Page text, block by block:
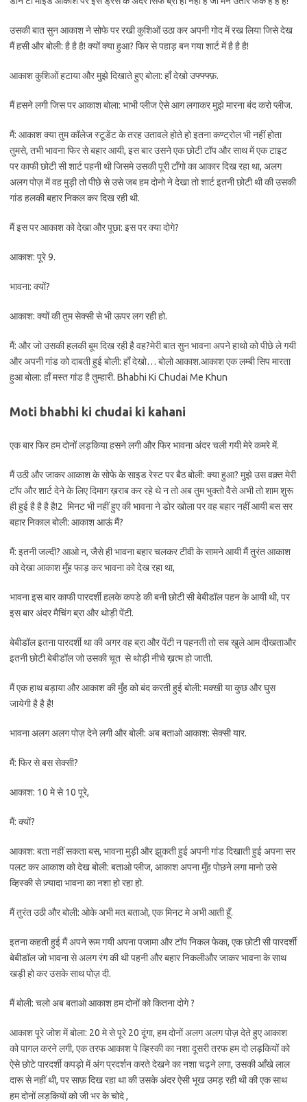
उसकी बात सुन आकाश ने सोफे पर रखी कुशिओं उठा कर अपनी गोद में रख लिया जिसे देख
मैं हसी और बोली: है है है! क्यों क्या हुआ? फिर से पहाड़ बन गया शार्ट में है है है!
आकाश कुशिओं हटाया और मुझे दिखाते हुए बोला: हाँ देखो उफ्फ्फ्फ़.
मैं हसने लगी जिस पर आकाश बोला: भाभी प्लीज ऐसे आग लगाकर मुझे मारना बंद करो प्लीज.
मैं: आकाश क्या तुम कॉलेज स्टूडेंट के तरह उतावले होते हो इतना कण्ट्रोल भी नहीं होता
तुमसे, तभी भावना फिर से बहार आयी, इस बार उसने एक छोटी टॉप और साथ में एक टाइट
पर काफी छोटी सी शार्ट पहनी थी जिसमे उसकी पूरी टाँगो का आकार दिख रहा था, अलग
अलग पोज़ में वह मुड़ी तो पीछे से उसे जब हम दोनो ने देखा तो शार्ट इतनी छोटी थी की उसकी
गांड हलकी बहार निकल कर दिख रही थी.
मैं इस पर आकाश को देखा और पूछा: इस पर क्या दोगे?
आकाश: पूरे 9.
भावना: क्यों?
आकाश: क्यों की तुम सेक्सी से भी ऊपर लग रही हो.
मैं: और जो उसकी हलकी बूम दिख रही है वह?मेरी बात सुन भावना अपने हाथो को पीछे ले गयी
और अपनी गांड को दाबती हुई बोली: हाँ देखो… बोलो आकाश.आकाश एक लम्बी सिप मारता
हुआ बोला: हाँ मस्त गांड है तुम्हारी. Bhabhi Ki Chudai Me Khun
Moti bhabhi ki chudai ki kahani
एक बार फिर हम दोनों लड़किया हसने लगी और फिर भावना अंदर चली गयी मेरे कमरे में.
मैं उठी और जाकर आकाश के सोफे के साइड रेस्ट पर बैठ बोली: क्या हुआ? मुझे उस वक़्त मेरी
टॉप और शार्ट देने के लिए दिमाग ख़राब कर रहे थे न तो अब तुम भुक्तो वैसे अभी तो शाम शुरू
ही हुई है है है है!2 मिनट भी नहीं हुए की भावना ने डोर खोला पर वह बहार नहीं आयी बस सर
बहार निकाल बोली: आकाश आऊं मैं?
मैं: इतनी जल्दी? आओ न, जैसे ही भावना बहार चलकर टीवी के सामने आयी मैं तुरंत आकाश
को देखा आकाश मुँह फाड़ कर भावना को देख रहा था,
भावना इस बार काफी पारदर्शी हलके कपडे की बनी छोटी सी बेबीडॉल पहन के आयी थी, पर
इस बार अंदर मैचिंग ब्रा और थोड़ी पेंटी.
बेबीडॉल इतना पारदर्शी था की अगर वह ब्रा और पेंटी न पहनती तो सब खुले आम दीखताऔर
इतनी छोटी बेबीडॉल जो उसकी चूत से थोड़ी नीचे ख़त्म हो जाती.
मैं एक हाथ बड़ाया और आकाश की मुँह को बंद करती हुई बोली: मक्खी या कुछ और घुस
जायेगी है है है!
भावना अलग अलग पोज़ देने लगी और बोली: अब बताओ आकाश: सेक्सी यार.
मैं: फिर से बस सेक्सी?
आकाश: 10 मे से 10 पूरे,
मैं: क्यों?
आकाश: बता नहीं सकता बस, भावना मुड़ी और झुकती हुई अपनी गांड दिखाती हुई अपना सर
पलट कर आकाश को देख बोली: बताओ प्लीज, आकाश अपना मुँह पोछने लगा मानो उसे
व्हिस्की से ज़्यादा भावना का नशा हो रहा हो.
मैं तुरंत उठी और बोली: ओके अभी मत बताओ, एक मिनट मे अभी आती हूँ.
इतना कहती हुई मैं अपने रूम गयी अपना पजामा और टॉप निकल फेका, एक छोटी सी पारदर्शी
बेबीडॉल जो भावना से अलग रंग की थी पहनी और बहार निकलीऔर जाकर भावना के साथ
खड़ी हो कर उसके साथ पोज़ दी.
मैं बोली: चलो अब बताओ आकाश हम दोनों को कितना दोगे ?
आकाश पूरे जोश में बोला: 20 मे से पूरे 20 दूंगा, हम दोनों अलग अलग पोज़ देते हुए आकाश
को पागल करने लगी, एक तरफ आकाश पे व्हिस्की का नशा दूसरी तरफ हम दो लड़कियों को
ऐसे छोटे पारदर्शी कपड़ो में अंग प्रदर्शन करते देखने का नशा चढ़ने लगा, उसकी आँखे लाल
दारू से नहीं थी, पर साफ़ दिख रहा था की उसके अंदर ऐसी भूख उमड़ रही थी की एक साथ
हम दोनों लड़कियों को जी भर के चोदे ,